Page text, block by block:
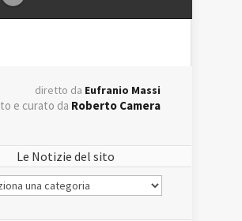
diretto da Eufranio Massi
e curato da Roberto Camera
Le Notizie del sito